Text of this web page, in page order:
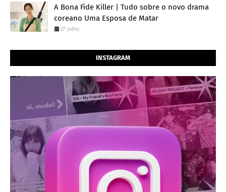
A Bona Fide Killer | Tudo sobre o novo drama
coreano Uma Esposa de Matar
27 julho
INSTAGRAM